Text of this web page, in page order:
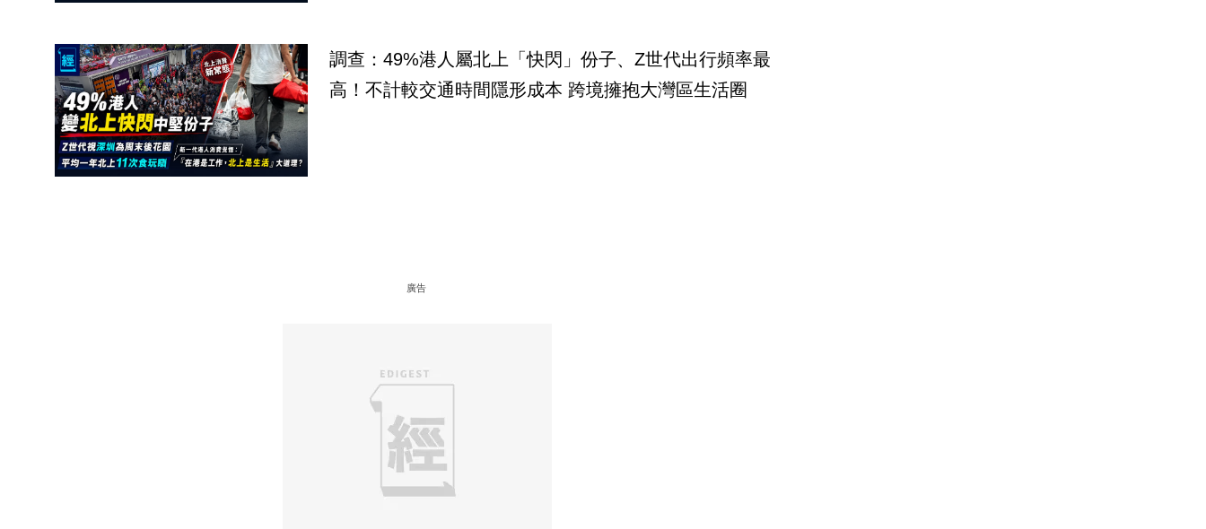
調查：49%港人屬北上「快閃」份子、Z世代出行頻率最
高！不計較交通時間隱形成本 跨境擁抱大灣區生活圈
廣告